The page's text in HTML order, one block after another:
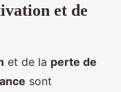
et de
et de la perte de
sont